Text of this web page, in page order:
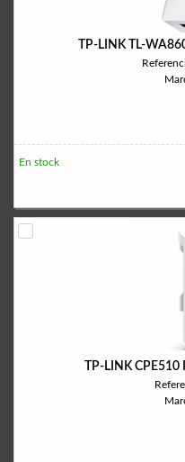
TP-LINK TL-
En stock
TP-LINK